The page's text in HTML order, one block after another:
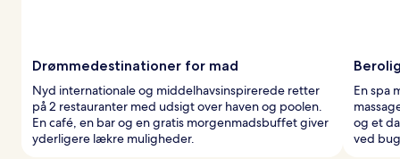
Drømmedestinationer for mad
Nyd internationale og middelhavsinspirerede retter
på 2 restauranter med udsigt over haven og poolen.
En café, en bar og en gratis morgenmadsbuffet giver
yderligere lækre muligheder.
En spa
og et
ved